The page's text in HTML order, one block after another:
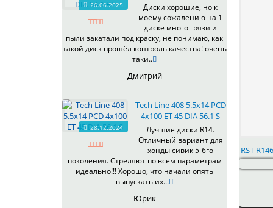
R187
R188
R189FF
R196
R207
R207FF
R208
R2101FF
R2102FF
R2103FF
R2104FF
26.06.2025
Диски хорошие, но к
моему сожалению на 1
диске много грязи и
пыли закатали под краску, не понимаю, как
такой диск прошёл контроль качества! очень
таки..
Дмитрий
28.12.2024
Tech Line 408 5.5x14 PCD
4x100 ET 45 DIA 56.1 S
Лучшие диски R14.
Отличный вариант для
хонды сивик 5-6го
поколения. Стреляют по всем параметрам
идеально!!! Хорошо, что начали опять
выпускать их...
Юрик
RST